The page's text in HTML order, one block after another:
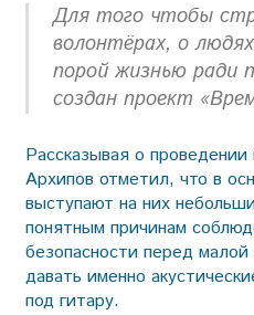
Для того чтобы
волонтёрах, о
порой жизнью ради
создан проект
Рассказывая о
Архипов отметил, что в
выступают на них
понятным причинам
безопасности перед
давать именно
под гитару.